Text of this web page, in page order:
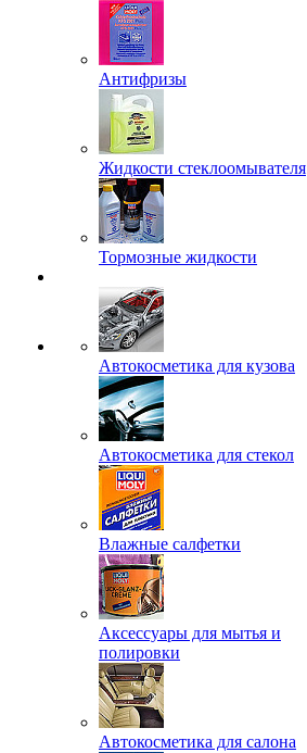
Антифризы
Жидкости стеклоомывателя
Тормозные жидкости
Автокосметика для кузова
Автокосметика для стекол
Влажные салфетки
Аксессуары для мытья и
полировки
Автокосметика для салона